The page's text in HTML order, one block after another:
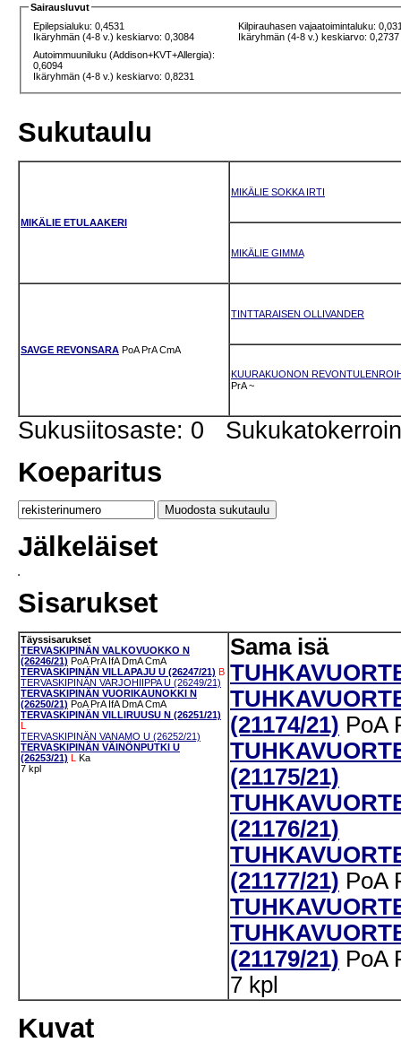
Sairausluvut
Epilepsialuku: 0,4531
Ikäryhmän (4-8 v.) keskiarvo: 0,3084
Kilpirauhasen vajaatoimintaluku:
Ikäryhmän (4-8 v.) keskiarvo: 0,2737
Autoimmuuniluku (Addison+KVT+Allergia):
0,6094
Ikäryhmän (4-8 v.) keskiarvo: 0,8231
Sukutaulu
MIKÄLIE ETULAAKERI
MIKÄLIE SOKKA IRTI
MIKÄLIE GIMMA
SAVGE REVONSARA PoA PrA CmA
TINTTARAISEN OLLIVANDER
KUURAKUONON
PrA ~
Sukusiitosaste: 0
Koeparitus
Jälkeläiset
Sisarukset
Täyssisarukset
TERVASKIPINÄN VALKOVUOKKO N
(26246/21) PoA PrA IfA DmA CmA
TERVASKIPINÄN VILLAPAJU U (26247/21) B
TERVASKIPINÄN VARJOHIIPPA U (26249/21)
TERVASKIPINÄN VUORIKAUNOKKI N
(26250/21) PoA PrA IfA DmA CmA
TERVASKIPINÄN VILLIRUUSU N (26251/21)
L
TERVASKIPINÄN VANAMO U (26252/21)
TERVASKIPINÄN VÄINÖNPUTKI U
(26253/21) L Ka
7 kpl
Sama isä
(21174/21) PoA
(21175/21)
(21176/21)
(21177/21) PoA
(21179/21) PoA
7 kpl
Kuvat